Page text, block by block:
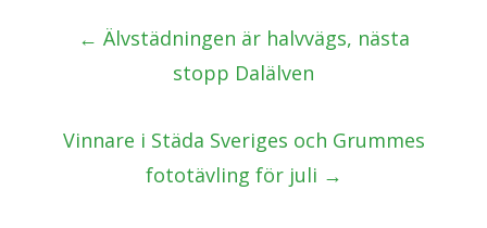
Post
navigation
← Älvstädningen är halvvägs, nästa
stopp Dalälven
Vinnare i Städa Sveriges och Grummes
fototävling för juli →